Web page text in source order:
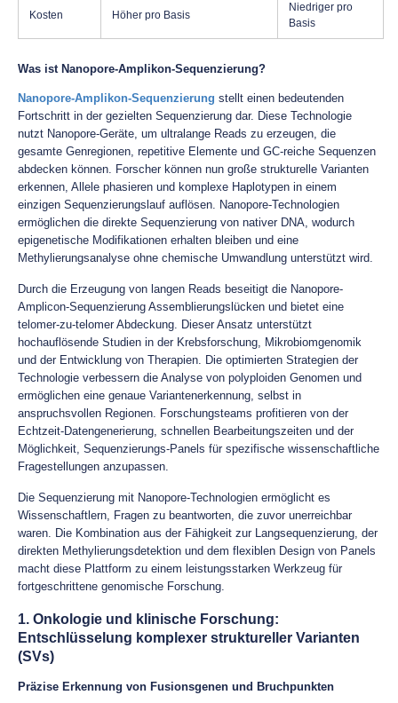
Kosten Höher pro Basis
Niedriger pro
Basis
Was ist Nanopore-Amplikon-Sequenzierung?
Nanopore-Amplikon-Sequenzierung stellt einen bedeutenden
Fortschritt in der gezielten Sequenzierung dar. Diese Technologie
nutzt Nanopore-Geräte, um ultralange Reads zu erzeugen, die
gesamte Genregionen, repetitive Elemente und GC-reiche Sequenzen
abdecken können. Forscher können nun große strukturelle Varianten
erkennen, Allele phasieren und komplexe Haplotypen in einem
einzigen Sequenzierungslauf auflösen. Nanopore-Technologien
ermöglichen die direkte Sequenzierung von nativer DNA, wodurch
epigenetische Modifikationen erhalten bleiben und eine
Methylierungsanalyse ohne chemische Umwandlung unterstützt wird.
Durch die Erzeugung von langen Reads beseitigt die Nanopore-
Amplicon-Sequenzierung Assemblierungslücken und bietet eine
telomer-zu-telomer Abdeckung. Dieser Ansatz unterstützt
hochauflösende Studien in der Krebsforschung, Mikrobiomgenomik
und der Entwicklung von Therapien. Die optimierten Strategien der
Technologie verbessern die Analyse von polyploiden Genomen und
ermöglichen eine genaue Variantenerkennung, selbst in
anspruchsvollen Regionen. Forschungsteams profitieren von der
Echtzeit-Datengenerierung, schnellen Bearbeitungszeiten und der
Möglichkeit, Sequenzierungs-Panels für spezifische wissenschaftliche
Fragestellungen anzupassen.
Die Sequenzierung mit Nanopore-Technologien ermöglicht es
Wissenschaftlern, Fragen zu beantworten, die zuvor unerreichbar
waren. Die Kombination aus der Fähigkeit zur Langsequenzierung, der
direkten Methylierungsdetektion und dem flexiblen Design von Panels
macht diese Plattform zu einem leistungsstarken Werkzeug für
fortgeschrittene genomische Forschung.
1. Onkologie und klinische Forschung:
Entschlüsselung komplexer struktureller Varianten
(SVs)
Präzise Erkennung von Fusionsgenen und Bruchpunkten